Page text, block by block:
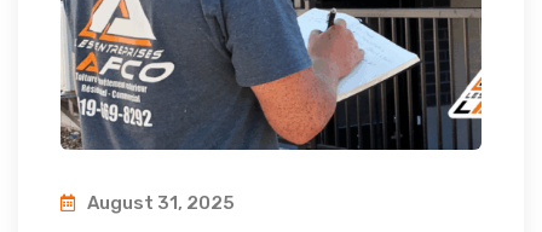
August 31, 2025